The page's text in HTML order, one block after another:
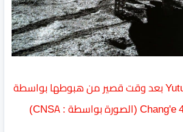
المركبة الصينية Yutu 2 بعد وقت قصير من هبوطها بواسطة